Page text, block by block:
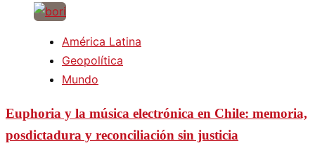
América Latina
Geopolítica
Mundo
Euphoria y la música electrónica en Chile: memoria,
posdictadura y reconciliación sin justicia